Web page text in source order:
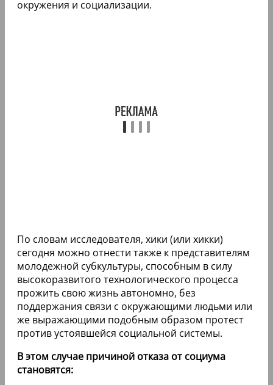
окружения и социализации.
По словам исследователя, хики (или хикки)
сегодня можно отнести также к представителям
молодежной субкультуры, способным в силу
высокоразвитого технологического процесса
прожить свою жизнь автономно, без
поддержания связи с окружающими людьми или
же выражающими подобным образом протест
против устоявшейся социальной системы.
В этом случае причиной отказа от социума
становятся: